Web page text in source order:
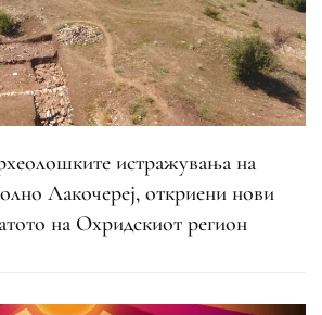
истражувања на
Лакочереј, откриени нови
на Охридскиот регион